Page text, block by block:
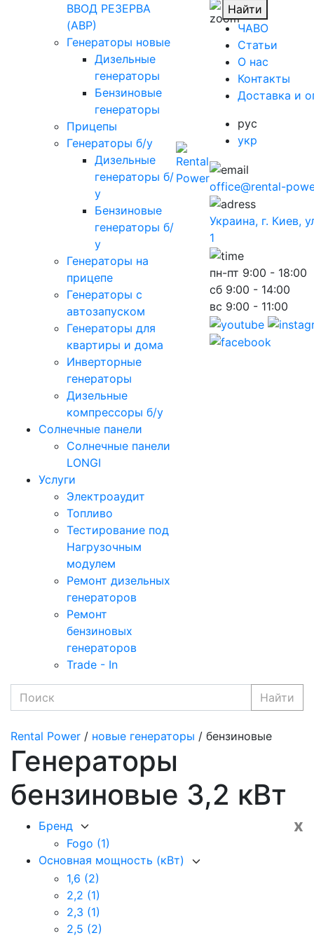
ВВОД РЕЗЕРВА
(АВР)
Генераторы новые
Дизельные
генераторы
Бензиновые
генераторы
Прицепы
Генераторы б/у
Дизельные
генераторы б/
у
Бензиновые
генераторы б/
у
Генераторы на
прицепе
Генераторы с
автозапуском
Генераторы для
квартиры и дома
Инверторные
генераторы
Дизельные
компрессоры б/у
Солнечные панели
Солнечные панели
LONGI
Услуги
Электроаудит
Топливо
Тестирование под
Нагрузочным
модулем
Ремонт дизельных
генераторов
Ремонт
бензиновых
генераторов
Trade - In
Найти
ЧАВО
Cтатьи
O нас
Контакты
Доставка и
рус
укр
office@rental-
Украина, г. Киев,
1
пн-пт 9:00 - 18:00
сб 9:00 - 14:00
вс 9:00 - 11:00
Найти
Rental Power / новые генераторы / бензиновые
Генераторы
бензиновые 3,2 кВт
x
Бренд
Fogo (1)
Основная мощность (кВт)
1,6 (2)
2,2 (1)
2,3 (1)
2,5 (2)